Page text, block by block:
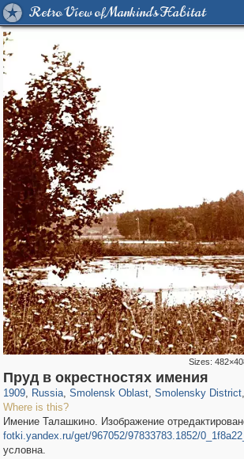
Retro View of Mankind's Habitat
Sizes:
Пруд в окрестностях имения
1909, Russia
1,406,516 29,243
, Smolensk Oblast
8,975 275
, Smolensky District
243 6
,
Where is this?
Имение Талашкино. Изображение
fotki.yandex.ru/get/967052/97833783.1852/
условна.